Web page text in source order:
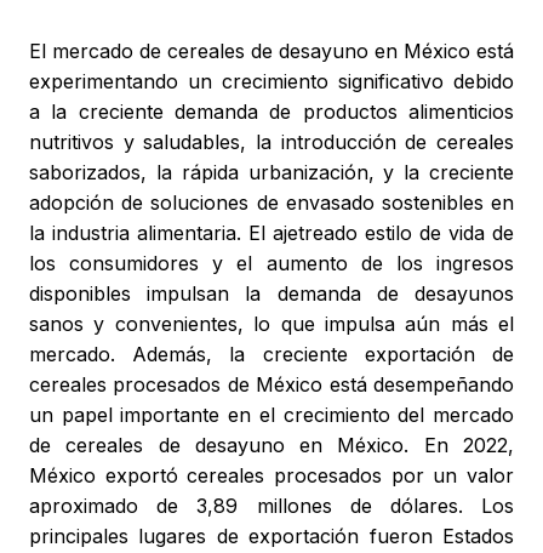
El mercado de cereales de desayuno en México está
experimentando un crecimiento significativo debido
a la creciente demanda de productos alimenticios
nutritivos y saludables, la introducción de cereales
saborizados, la rápida urbanización, y la creciente
adopción de soluciones de envasado sostenibles en
la industria alimentaria. El ajetreado estilo de vida de
los consumidores y el aumento de los ingresos
disponibles impulsan la demanda de desayunos
sanos y convenientes, lo que impulsa aún más el
mercado. Además, la creciente exportación de
cereales procesados de México está desempeñando
un papel importante en el crecimiento del mercado
de cereales de desayuno en México. En 2022,
México exportó cereales procesados por un valor
aproximado de 3,89 millones de dólares. Los
principales lugares de exportación fueron Estados